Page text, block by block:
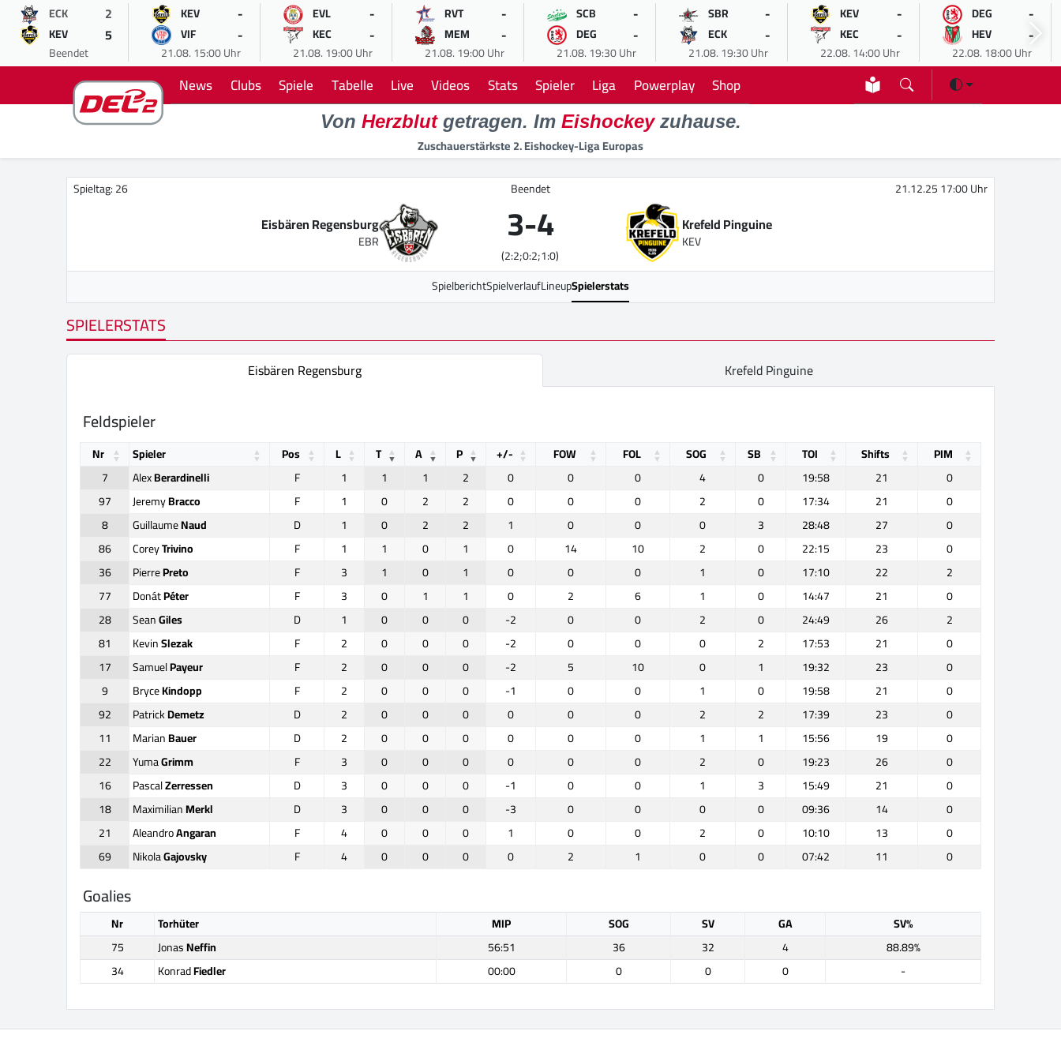
ECK 2
KEV 5
Beendet
KEV -
VIF -
21.08. 15:00 Uhr
EVL -
KEC -
21.08. 19:00 Uhr
RVT -
MEM -
21.08. 19:00 Uhr
SCB -
DEG -
21.08. 19:30 Uhr
SBR -
ECK -
21.08. 19:30 Uhr
KEV -
KEC -
22.08. 14:00 Uhr
DEG -
HEV -
22.08. 18:00 Uhr
News Clubs Spiele Tabelle Live Videos Stats Spieler Liga Powerplay Shop
Von Herzblutgetragen. Im Eishockeyzuhause.
Zuschauerstärkste 2. Eishockey-Liga Europas
Spieltag: 26 Beendet 21.12.25 17:00 Uhr
Eisbären Regensburg
EBR 3-4
(2:2;0:2;1:0)
Krefeld Pinguine
KEV
SpielberichtSpielverlaufLineupSpielerstats
SPIELERSTATS
Eisbären Regensburg Krefeld Pinguine
Feldspieler
Nr Spieler Pos L T A P +/- FOW FOL SOG SB TOI Shifts
PIM
7
AlexBerardinelli F 1 1 1 2 0 0 0 4 0 19:58 21
0
97
JeremyBracco F 1 0 2 2 0 0 0 2 0 17:34 21
0
8
GuillaumeNaud D 1 0 2 2 1 0 0 0 3 28:48 27
0
86
CoreyTrivino F 1 1 0 1 0 14 10 2 0 22:15 23
0
36
PierrePreto F 3 1 0 1 0 0 0 1 0 17:10 22
2
77
DonátPéter F 3 0 1 1 0 2 6 1 0 14:47 21
0
28
SeanGiles D 1 0 0 0 -2 0 0 2 0 24:49 26
2
81
KevinSlezak F 2 0 0 0 -2 0 0 0 2 17:53 21
0
17
SamuelPayeur F 2 0 0 0 -2 5 10 0 1 19:32 23
0
9
BryceKindopp F 2 0 0 0 -1 0 0 1 0 19:58 21
0
92
PatrickDemetz D 2 0 0 0 0 0 0 2 2 17:39 23
0
11
MarianBauer D 2 0 0 0 0 0 0 1 1 15:56 19
0
22
YumaGrimm F 3 0 0 0 0 0 0 2 0 19:23 26
0
16
PascalZerressen D 3 0 0 0 -1 0 0 1 3 15:49 21
0
18
MaximilianMerkl D 3 0 0 0 -3 0 0 0 0 09:36 14
0
21
AleandroAngaran F 4 0 0 0 1 0 0 2 0 10:10 13
0
69
NikolaGajovsky F 4 0 0 0 0 2 1 0 0 07:42 11 0
Goalies
Nr Torhüter MIP SOG SV GA
SV%
75
JonasNeffin 56:51 36 32 4
88.89%
34
KonradFiedler 00:00 0 0 0 -